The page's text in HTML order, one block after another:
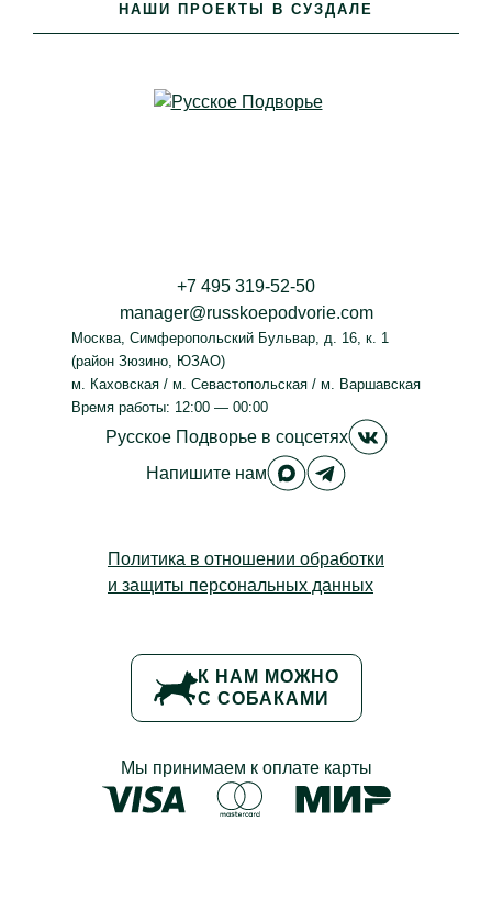
Поминки
Детские праздники
Каминный зал
Зал «Союз»
Зал «Союз 2.0»
Кабинет
Библиотека
Веранда
+7 495 319-52-50
manager@russkoepodvorie.com
Москва, Симферопольский Бульвар, д. 16, к. 1
(район Зюзино, ЮЗАО)
м. Каховская / м. Севастопольская / м. Варшавская
Время работы: 12:00 — 00:00
Русское Подворьев соцсетях Русское
Напишите нам Русское Подворье в
Политика в отношении обработки
и защиты персональных данных
К НАМ МОЖНО
С СОБАКАМИ
Мы принимаем к оплате карты
НАШИ ПРОЕКТЫ В СУЗДАЛЕ